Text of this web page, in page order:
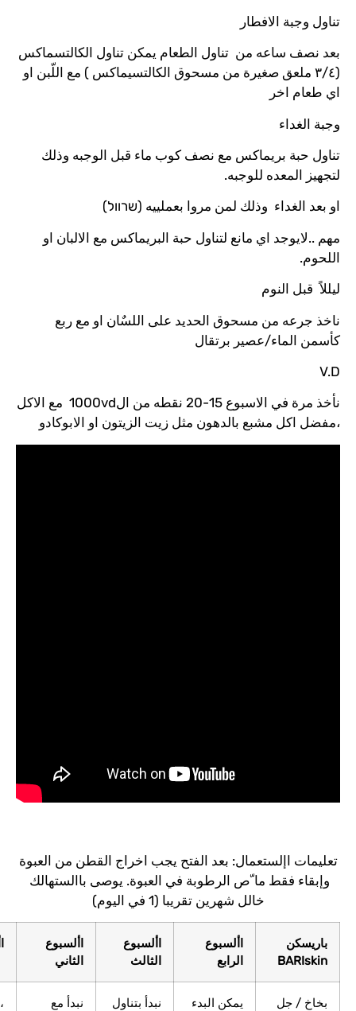
من تناول الطعام يمكن تناول الكالتسماكس
صغيرة من مسحوق الكالتسيماكس ) مع اللّبن او
مع نصف كوب ماء قبل الوجبه وذلك
للوجبه.
وذلك لمن مروا بعملييه (שרוול)
مانع لتناول حبة البريماكس مع الالبان او
مسحوق الحديد على اللسٌان او مع ربع
عصير برتقال
نأخذ مرة في الاسبوع 15-20 نقطه من ال1000vd مع الاكل
بالدهون مثل زيت الزيتون او الابوكادو
بعد الفتح يجب اخراج القطن من العبوة
ما ّص الرطوبة في العبوة. يوصى باالستهالك
خالل شهرين تقريبا (1 في اليوم)
األسبوع
الرابع
األسبوع
الثالث
األسبوع
الثاني
األسبوع األول
يمكن البدء
نبدأ بتناول
نبدأ مع
، الذين خضعوا